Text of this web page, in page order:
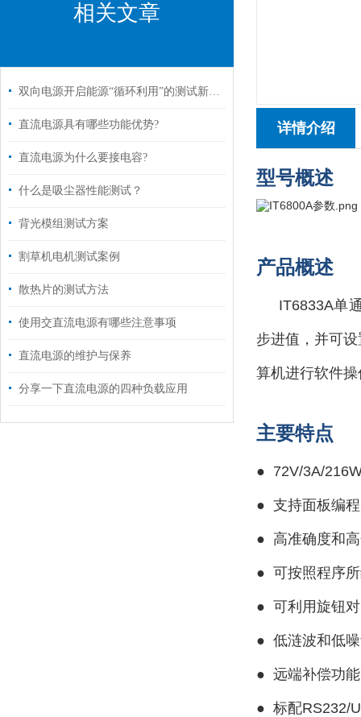
相关文章
双向电源开启能源“循环利用”的测试新纪元
直流电源具有哪些功能优势?
直流电源为什么要接电容?
什么是吸尘器性能测试？
背光模组测试方案
割草机电机测试案例
散热片的测试方法
使用交直流电源有哪些注意事项
直流电源的维护与保养
分享一下直流电源的四种负载应用
详情介绍
型号概述
产品概述
IT6833A单
步进值，并可
算机进行软件
主要特点
● 72V/3A/
● 支持面板编
● 高准确度和
● 可按照程序
● 可利用旋钮
● 低涟波和低
● 远端补偿功能
● 标配RS232/